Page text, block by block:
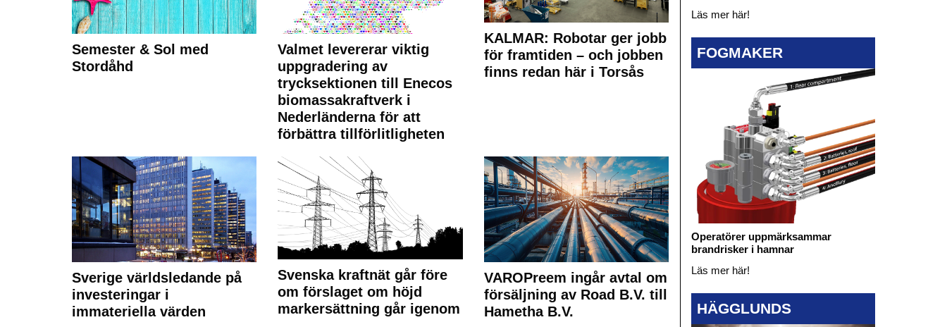
Semester & Sol med
Stordåhd
Valmet levererar viktig
uppgradering av
trycksektionen till Enecos
biomassakraftverk i
Nederländerna för att
förbättra tillförlitligheten
KALMAR: Robotar ger jobb
för framtiden – och jobben
finns redan här i Torsås
Sverige världsledande på
investeringar i
immateriella värden
Svenska kraftnät går före
om förslaget om höjd
markersättning går igenom
VAROPreem ingår avtal om
försäljning av Road B.V. till
Hametha B.V.
Läs mer här!
FOGMAKER
Operatörer uppmärksammar
brandrisker i hamnar
Läs mer här!
HÄGGLUNDS